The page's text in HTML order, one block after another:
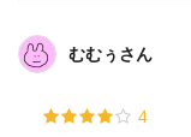
むむぅさん
4